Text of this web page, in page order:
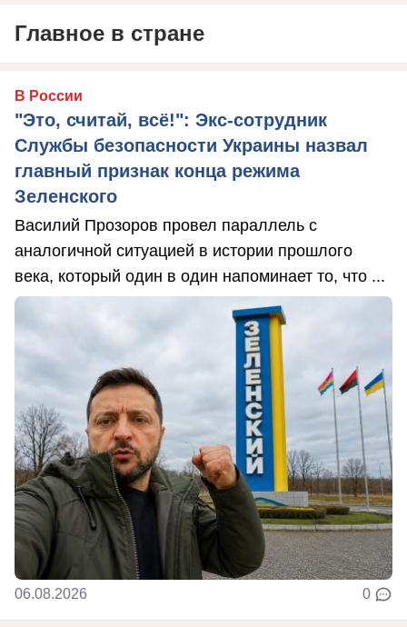
Главное в стране
В России
"Это, считай, всё!": Экс-сотрудник
Службы безопасности Украины назвал
главный признак конца режима
Зеленского
Василий Прозоров провел параллель с
аналогичной ситуацией в истории прошлого
века, который один в один напоминает то, что ...
06.08.2026 0